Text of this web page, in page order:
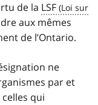
de la LSF
aux mêmes
de l’Ontario.
ne
par et
qui